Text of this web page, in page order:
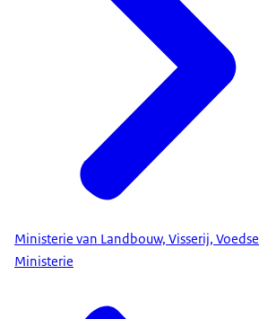
Ministerie van Landbouw, Visserij,
Ministerie